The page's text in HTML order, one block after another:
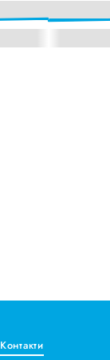
Контакти